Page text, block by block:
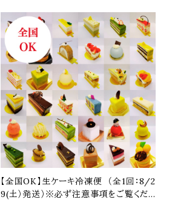
【全国OK】生ケーキ冷凍便 （全1回：8/2
9(土）発送）※必ず注意事項をご覧くだ